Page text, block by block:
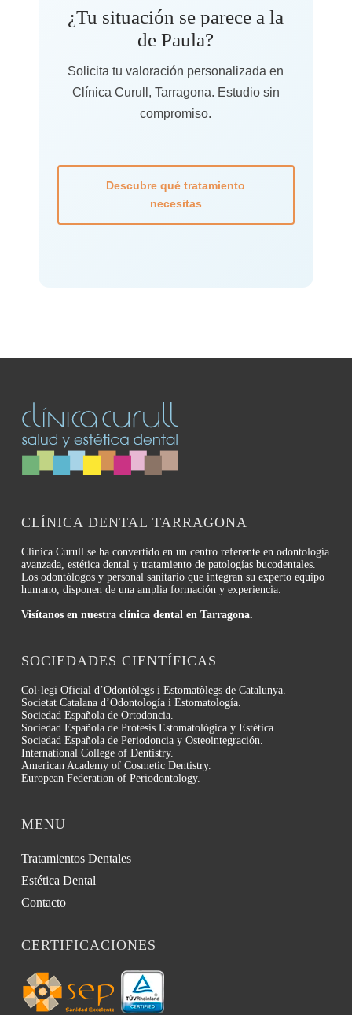
¿Tu situación se parece a la
de Paula?
Solicita tu valoración personalizada en
Clínica Curull, Tarragona. Estudio sin
compromiso.
Descubre qué tratamiento
necesitas
CLÍNICA DENTAL TARRAGONA
Clínica Curull se ha convertido en un centro referente en odontología
avanzada, estética dental y tratamiento de patologías bucodentales.
Los odontólogos y personal sanitario que integran su experto equipo
humano, disponen de una amplia formación y experiencia.
Visítanos en nuestra clínica dental en Tarragona.
SOCIEDADES CIENTÍFICAS
Col·legi Oficial d’Odontòlegs i Estomatòlegs de Catalunya.
Societat Catalana d’Odontología i Estomatología.
Sociedad Española de Ortodoncia.
Sociedad Española de Prótesis Estomatológica y Estética.
Sociedad Española de Periodoncia y Osteointegración.
International College of Dentistry.
American Academy of Cosmetic Dentistry.
European Federation of Periodontology.
MENU
Tratamientos Dentales
Estética Dental
Contacto
CERTIFICACIONES